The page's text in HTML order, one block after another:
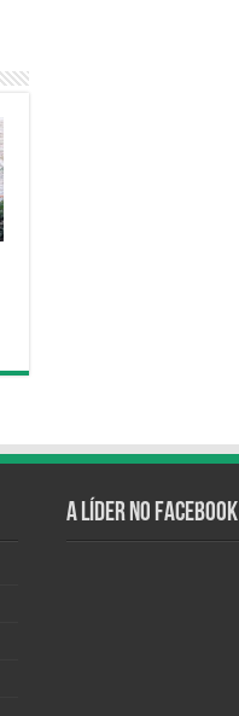
A Líder no Facebook